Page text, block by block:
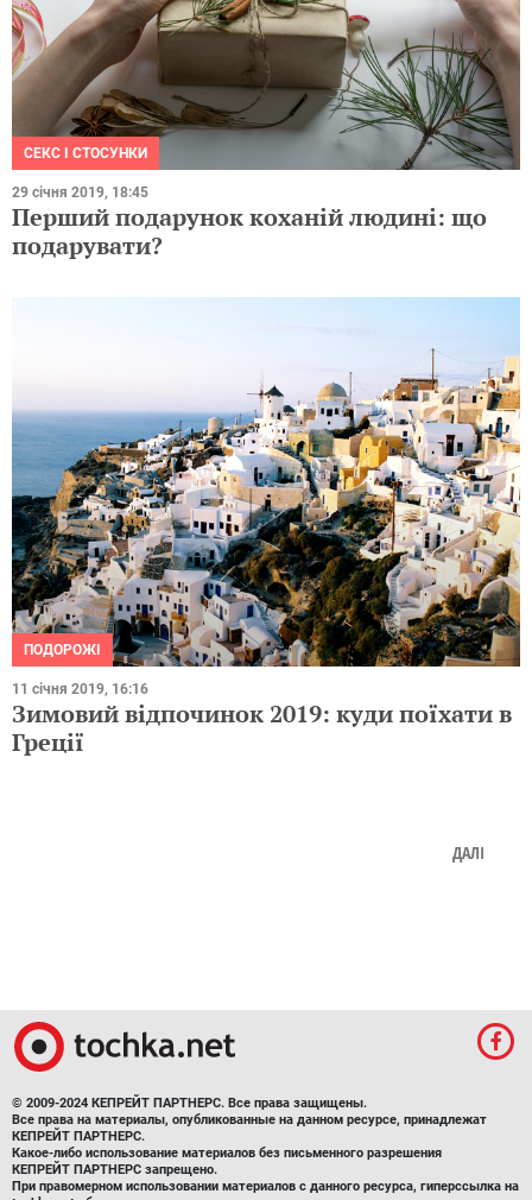
СЕКС І СТОСУНКИ
29 січня 2019, 18:45
Перший подарунок коханій людині: що
подарувати?
ПОДОРОЖІ
11 січня 2019, 16:16
Зимовий відпочинок 2019: куди поїхати в
Греції
ДАЛІ
© 2009-2024 КЕПРЕЙТ ПАРТНЕРС. Все права защищены.
Все права на материалы, опубликованные на данном ресурсе, принадлежат
КЕПРЕЙТ ПАРТНЕРС.
Какое-либо использование материалов без письменного разрешения
КЕПРЕЙТ ПАРТНЕРС запрещено.
При правомерном использовании материалов с данного ресурса, гиперссылка на